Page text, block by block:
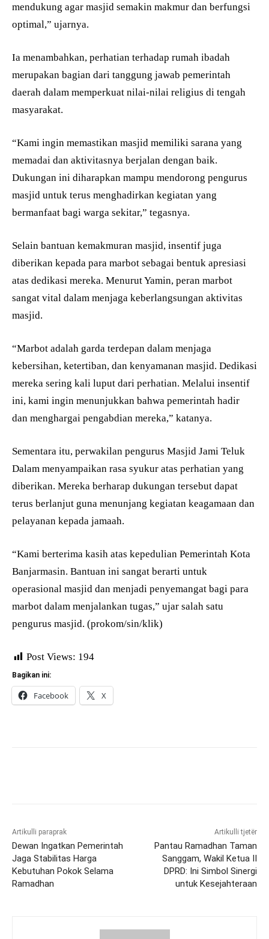
mendukung agar masjid semakin makmur dan berfungsi
optimal,” ujarnya.
Ia menambahkan, perhatian terhadap rumah ibadah
merupakan bagian dari tanggung jawab pemerintah
daerah dalam memperkuat nilai-nilai religius di tengah
masyarakat.
“Kami ingin memastikan masjid memiliki sarana yang
memadai dan aktivitasnya berjalan dengan baik.
Dukungan ini diharapkan mampu mendorong pengurus
masjid untuk terus menghadirkan kegiatan yang
bermanfaat bagi warga sekitar,” tegasnya.
Selain bantuan kemakmuran masjid, insentif juga
diberikan kepada para marbot sebagai bentuk apresiasi
atas dedikasi mereka. Menurut Yamin, peran marbot
sangat vital dalam menjaga keberlangsungan aktivitas
masjid.
“Marbot adalah garda terdepan dalam menjaga
kebersihan, ketertiban, dan kenyamanan masjid. Dedikasi
mereka sering kali luput dari perhatian. Melalui insentif
ini, kami ingin menunjukkan bahwa pemerintah hadir
dan menghargai pengabdian mereka,” katanya.
Sementara itu, perwakilan pengurus Masjid Jami Teluk
Dalam menyampaikan rasa syukur atas perhatian yang
diberikan. Mereka berharap dukungan tersebut dapat
terus berlanjut guna menunjang kegiatan keagamaan dan
pelayanan kepada jamaah.
“Kami berterima kasih atas kepedulian Pemerintah Kota
Banjarmasin. Bantuan ini sangat berarti untuk
operasional masjid dan menjadi penyemangat bagi para
marbot dalam menjalankan tugas,” ujar salah satu
pengurus masjid. (prokom/sin/klik)
Post Views: 194
Bagikan ini:
Facebook X
Artikulli paraprak
Dewan Ingatkan Pemerintah
Jaga Stabilitas Harga
Kebutuhan Pokok Selama
Ramadhan
Artikulli tjetër
Pantau Ramadhan Taman
Sanggam, Wakil Ketua II
DPRD: Ini Simbol Sinergi
untuk Kesejahteraan